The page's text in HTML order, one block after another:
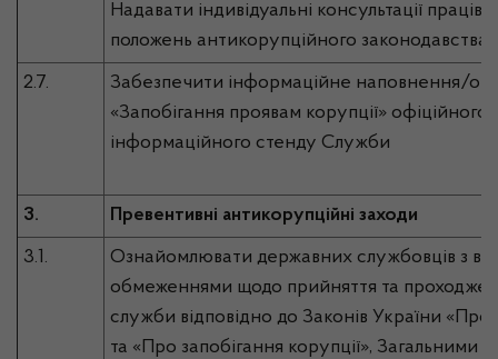
Надавати індивідуальні консультації
положень антикорупційного законодавства
2.7.
Забезпечити інформаційне наповнення/
«Запобігання проявам корупції» офіційного
інформаційного стенду Служби
3. Превентивні антикорупційні заходи
3.1.
Ознайомлювати державних службовців з
обмеженнями щодо прийняття та
служби відповідно до Законів України
та «Про запобігання корупції», Загальними